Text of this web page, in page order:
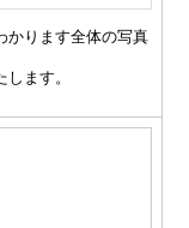
かります全体の写真
ます。